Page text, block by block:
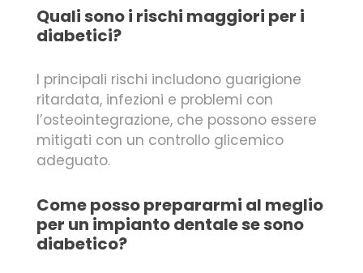
Quali sono i rischi maggiori per i
diabetici?
I principali rischi includono guarigione
ritardata, infezioni e problemi con
l’osteointegrazione, che possono essere
mitigati con un controllo glicemico
adeguato.
Come posso prepararmi al meglio
per un impianto dentale se sono
diabetico?